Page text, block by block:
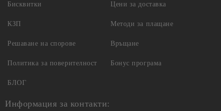
Бисквитки
КЗП
Решаване на спорове
Политика за поверителност
Цени за доставка
Методи за плащане
Връщане
Бонус програма
БЛОГ
Информация за контакти: